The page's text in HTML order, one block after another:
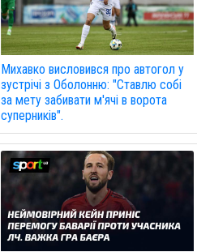
Михавко висловився про автогол у
зустрічі з Оболонню: "Ставлю собі
за мету забивати м'ячі в ворота
суперників".